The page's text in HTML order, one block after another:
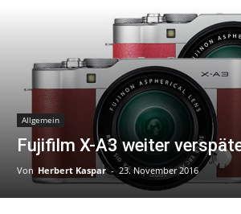
Allgemein
Fujifilm X-A3 weiter
Von Herbert Kaspar - 23. November 2016